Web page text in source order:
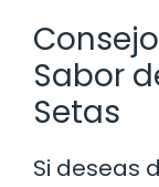
Sabor
Setas
Si deseas